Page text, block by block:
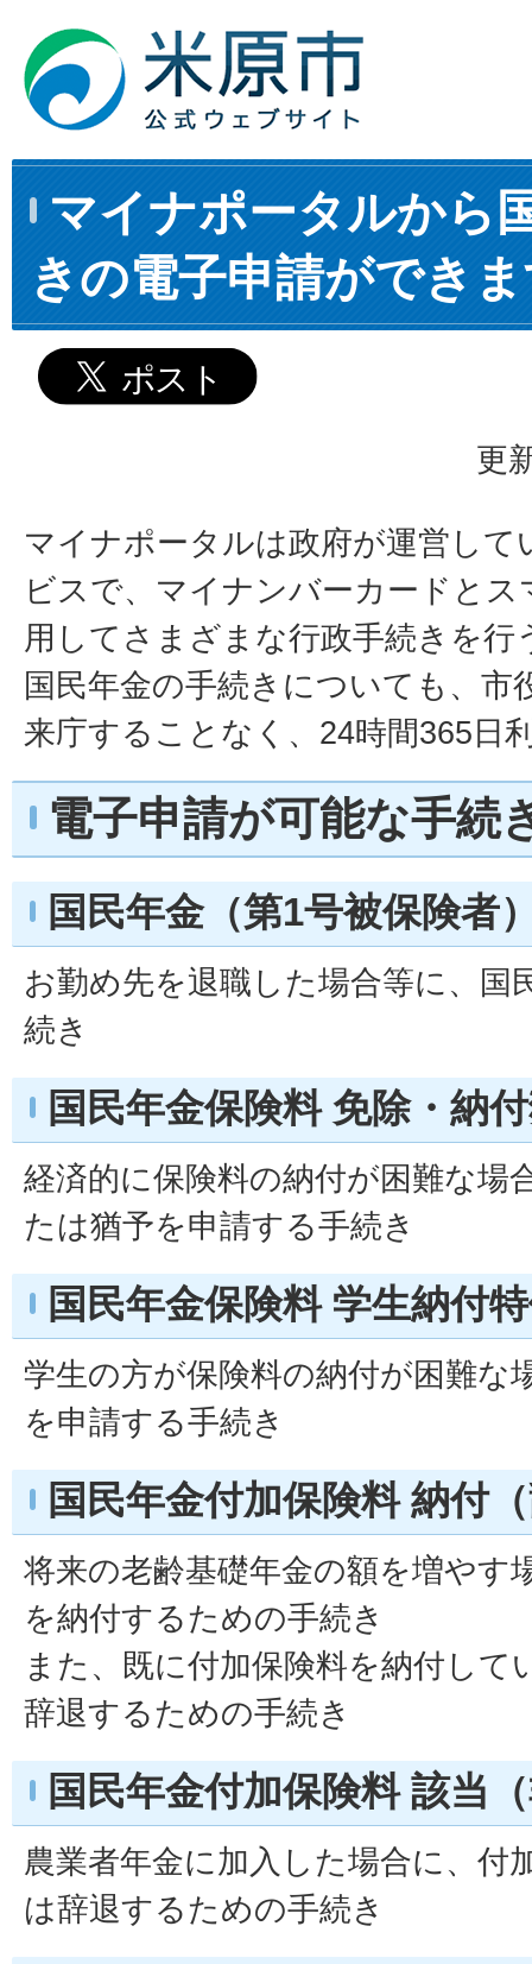
マイナポータルから
きの電子申請ができ
更
マイナポータルは政府が運営し
ビスで、マイナンバーカードと
用してさまざまな行政手続きを
国民年金の手続きについても、市
来庁することなく、24時間365日
電子申請が可能な手続
国民年金（第1号被保険者
お勤め先を退職した場合等に、国
続き
国民年金保険料 免除・納
経済的に保険料の納付が困難な場
たは猶予を申請する手続き
国民年金保険料 学生納付
学生の方が保険料の納付が困難な
を申請する手続き
国民年金付加保険料 納付
将来の老齢基礎年金の額を増やす
を納付するための手続き
また、既に付加保険料を納付して
辞退するための手続き
国民年金付加保険料 該当
農業者年金に加入した場合に、付
は辞退するための手続き